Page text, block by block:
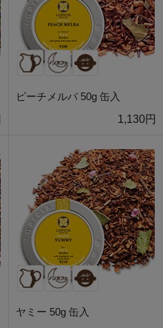
ピーチメルバ 50g 缶入
1,130円
ヤミー 50g 缶入